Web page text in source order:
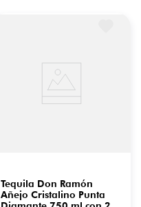
Tequila Don Ramón
Añejo Cristalino Punta